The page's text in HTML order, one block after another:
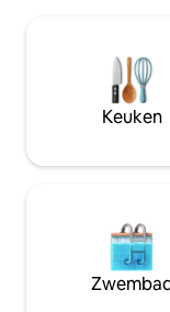
Claret heb je
gletsjer en Tignes Le Lac. Prijs
beddengoed en
voor uw aankomst.
Keuken